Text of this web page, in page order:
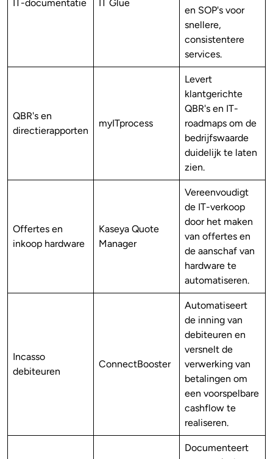
IT-documentatie IT Glue
en SOP's voor
snellere,
consistentere
services.
QBR's en
directierapporten
myITprocess
Levert
klantgerichte
QBR's en IT-
roadmaps om de
bedrijfswaarde
duidelijk te laten
zien.
Offertes en
inkoop hardware
Kaseya Quote
Manager
Vereenvoudigt
de IT-verkoop
door het maken
van offertes en
de aanschaf van
hardware te
automatiseren.
Incasso
debiteuren
ConnectBooster
Automatiseert
de inning van
debiteuren en
versnelt de
verwerking van
betalingen om
een voorspelbare
cashflow te
realiseren.
Documenteert